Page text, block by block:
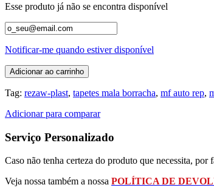
Esse produto já não se encontra disponível
Notificar-me quando estiver disponível
Adicionar ao carrinho
Tag: rezaw-plast, tapetes mala borracha, mf auto rep,
Adicionar para comparar
Serviço Personalizado
Caso não tenha certeza do produto que necessita, por
Veja nossa também a nossa POLÍTICA DE